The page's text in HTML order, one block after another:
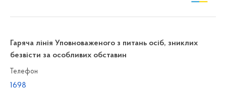
Гаряча лінія Уповноваженого з питань осіб, зниклих
безвісти за особливих обставин
Телефон
1698